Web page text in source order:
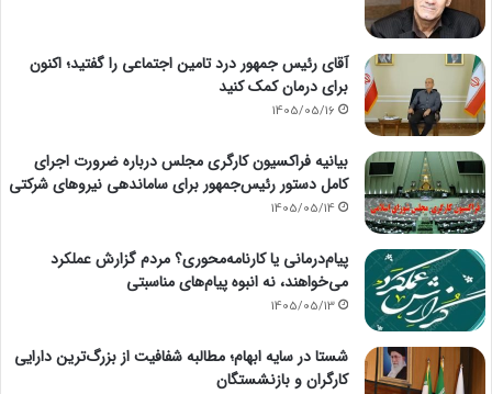
آقای رئیس جمهور درد تامین اجتماعی را گفتید؛ اکنون
برای درمان کمک کنید
1405/05/16
بیانیه فراکسیون کارگری مجلس درباره ضرورت اجرای
کامل دستور رئیس‌جمهور برای ساماندهی نیروهای شرکتی
1405/05/14
پیام‌درمانی یا کارنامه‌محوری؟ مردم گزارش عملکرد
می‌خواهند، نه انبوه پیام‌های مناسبتی
1405/05/13
شستا در سایه ابهام؛ مطالبه شفافیت از بزرگ‌ترین دارایی
کارگران و بازنشستگان